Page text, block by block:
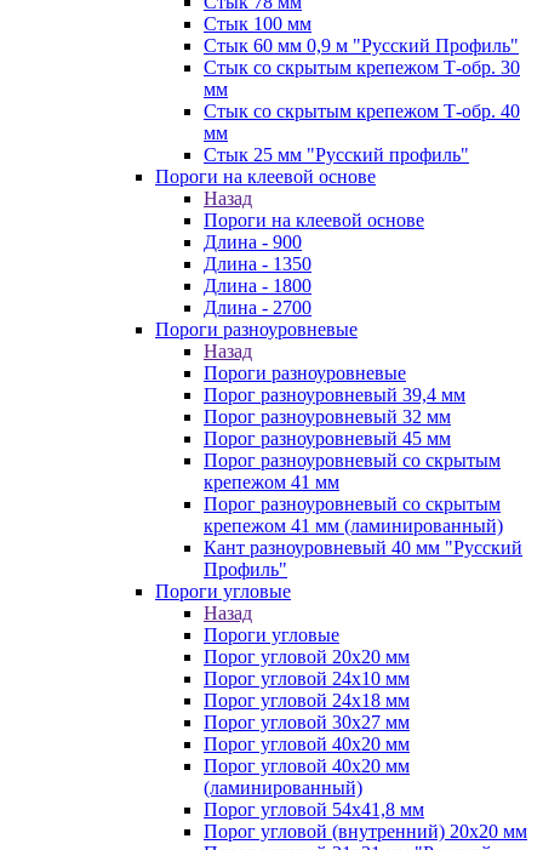
Стык 100 мм
Стык 60 мм 0,9 м "Русский Профиль"
Стык со скрытым крепежом Т-обр. 30
мм
Стык со скрытым крепежом Т-обр. 40
мм
Стык 25 мм "Русский профиль"
Пороги на клеевой основе
Назад
Пороги на клеевой основе
Длина - 900
Длина - 1350
Длина - 1800
Длина - 2700
Пороги разноуровневые
Назад
Пороги разноуровневые
Порог разноуровневый 39,4 мм
Порог разноуровневый 32 мм
Порог разноуровневый 45 мм
Порог разноуровневый со скрытым
крепежом 41 мм
Порог разноуровневый со скрытым
крепежом 41 мм (ламинированный)
Кант разноуровневый 40 мм "Русский
Профиль"
Пороги угловые
Назад
Пороги угловые
Порог угловой 20х20 мм
Порог угловой 24х10 мм
Порог угловой 24х18 мм
Порог угловой 30х27 мм
Порог угловой 40х20 мм
Порог угловой 40х20 мм
(ламинированный)
Порог угловой 54х41,8 мм
Порог угловой (внутренний) 20х20 мм